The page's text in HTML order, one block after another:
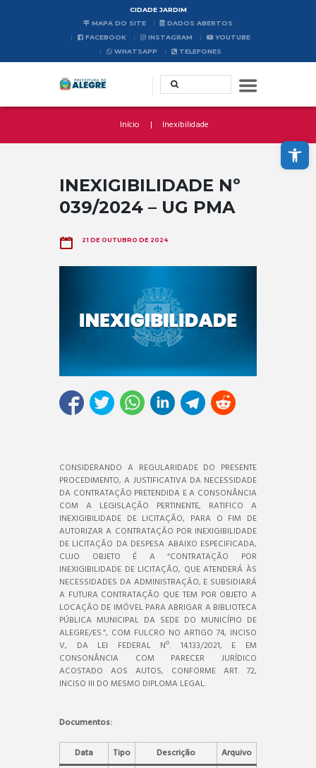
Abrir a barra de ferramentas
CIDADE JARDIM
MAPA DO SITE
DADOS ABERTOS
FACEBOOK
INSTAGRAM
YOUTUBE
WHATSAPP
TELEFONES
Início Inexibilidade
INEXIGIBILIDADE Nº
039/2024 – UG PMA
21 DE OUTUBRO DE 2024
CONSIDERANDO A REGULARIDADE DO PRESENTE
PROCEDIMENTO, A JUSTIFICATIVA DA NECESSIDADE
DA CONTRATAÇÃO PRETENDIDA E A CONSONÂNCIA
COM A LEGISLAÇÃO PERTINENTE, RATIFICO A
INEXIGIBILIDADE DE LICITAÇÃO, PARA O FIM DE
AUTORIZAR A CONTRATAÇÃO POR INEXIGIBILIDADE
DE LICITAÇÃO DA DESPESA ABAIXO ESPECIFICADA,
CUJO OBJETO É A “CONTRATAÇÃO POR
INEXIGIBILIDADE DE LICITAÇÃO, QUE ATENDERÁ ÀS
NECESSIDADES DA ADMINISTRAÇÃO, E SUBSIDIARÁ
A FUTURA CONTRATAÇÃO QUE TEM POR OBJETO A
LOCAÇÃO DE IMÓVEL PARA ABRIGAR A BIBLIOTECA
PÚBLICA MUNICIPAL DA SEDE DO MUNICÍPIO DE
ALEGRE/ES.”, COM FULCRO NO ARTIGO 74, INCISO
V, DA LEI FEDERAL Nº. 14.133/2021, E EM
CONSONÂNCIA COM PARECER JURÍDICO
ACOSTADO AOS AUTOS, CONFORME ART. 72,
INCISO III DO MESMO DIPLOMA LEGAL.
Documentos:
Data Tipo Descrição Arquivo